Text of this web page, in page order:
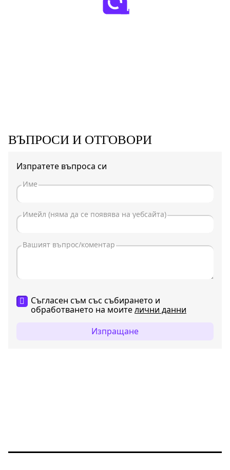
ВЪПРОСИ И ОТГОВОРИ
Изпратете въпроса си
Съгласен съм със събирането и
обработването на моителични данни
Изпращане